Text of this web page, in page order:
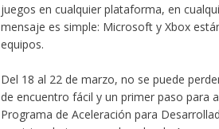
juegos en cualquier plataforma, en
mensaje es simple: Microsoft y Xbox
equipos.
Del 18 al 22 de marzo, no se puede
de encuentro fácil y un primer paso para
Programa de Aceleración para